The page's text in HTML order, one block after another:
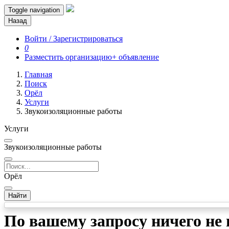
Toggle navigation
Назад
Войти / Зарегистрироваться
0
Разместить организацию+ объявление
Главная
Поиск
Орёл
Услуги
Звукоизоляционные работы
Услуги
Звукоизоляционные работы
Орёл
Найти
По вашему запросу ничего не